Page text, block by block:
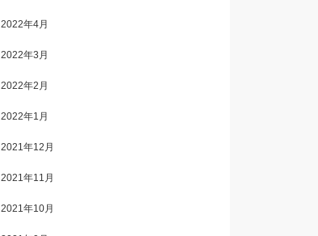
2022年4月
2022年3月
2022年2月
2022年1月
2021年12月
2021年11月
2021年10月